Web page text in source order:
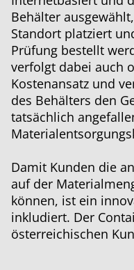
Behälter
Standort platziert
Prüfung bestellt
verfolgt dabei auch
Kostenansatz und
des Behälters den
tatsächlich
Damit Kunden die
auf der
können, ist ein
inkludiert. Der
österreichischen